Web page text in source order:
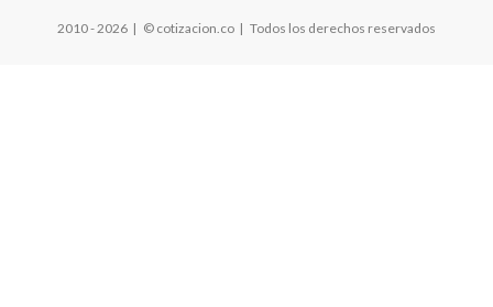
2010 - 2026 | © cotizacion.co | Todos los derechos reservados